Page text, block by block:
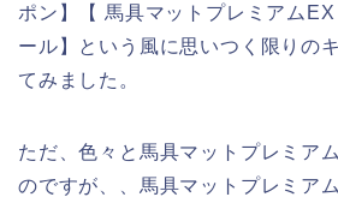
ポン】【 馬具マットプレミアム
ール】という風に思いつく限りの
てみました。
ただ、色々と馬具マットプレミア
のですが、、馬具マットプレミア